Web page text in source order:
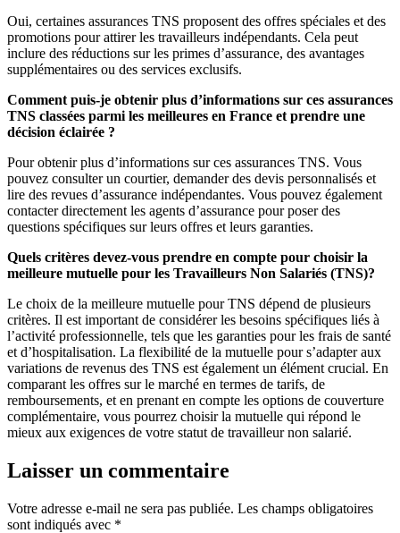
Oui, certaines assurances TNS proposent des offres spéciales et des
promotions pour attirer les travailleurs indépendants. Cela peut
inclure des réductions sur les primes d’assurance, des avantages
supplémentaires ou des services exclusifs.
Comment puis-je obtenir plus d’informations sur ces assurances
TNS classées parmi les meilleures en France et prendre une
décision éclairée ?
Pour obtenir plus d’informations sur ces assurances TNS. Vous
pouvez consulter un courtier, demander des devis personnalisés et
lire des revues d’assurance indépendantes. Vous pouvez également
contacter directement les agents d’assurance pour poser des
questions spécifiques sur leurs offres et leurs garanties.
Quels critères devez-vous prendre en compte pour choisir la
meilleure mutuelle pour les Travailleurs Non Salariés (TNS)?
Le choix de la meilleure mutuelle pour TNS dépend de plusieurs
critères. Il est important de considérer les besoins spécifiques liés à
l’activité professionnelle, tels que les garanties pour les frais de santé
et d’hospitalisation. La flexibilité de la mutuelle pour s’adapter aux
variations de revenus des TNS est également un élément crucial. En
comparant les offres sur le marché en termes de tarifs, de
remboursements, et en prenant en compte les options de couverture
complémentaire, vous pourrez choisir la mutuelle qui répond le
mieux aux exigences de votre statut de travailleur non salarié.
Laisser un commentaire
Votre adresse e-mail ne sera pas publiée. Les champs obligatoires
sont indiqués avec *